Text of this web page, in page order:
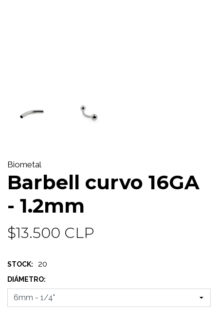
Biometal
Barbell curvo 16GA
- 1.2mm
$13.500 CLP
STOCK: 20
DIÁMETRO: